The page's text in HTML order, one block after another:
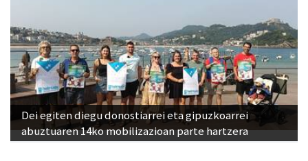
Dei egiten diegu donostiarrei eta gipuzkoarrei
abuztuaren 14ko mobilizazioan parte hartzera